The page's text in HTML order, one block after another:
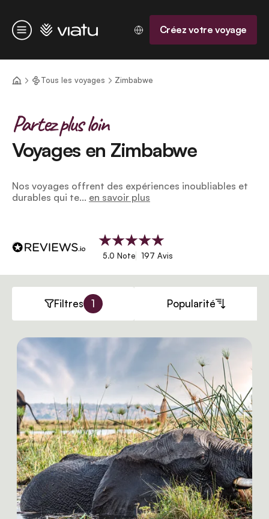
Menu
Accueil Créez votre voyage
Tous les voyages Zimbabwe
Voyages en Zimbabwe
Partez plus loin
Nos voyages offrent des expériences inoubliables et
durables qui te... en savoir plus
5.0 Note 197 Avis
Filtres 1 Popularité